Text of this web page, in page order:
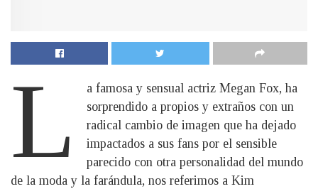
L
a famosa y sensual actriz Megan Fox, ha
sorprendido a propios y extraños con un
radical cambio de imagen que ha dejado
impactados a sus fans por el sensible
parecido con otra personalidad del mundo
de la moda y la farándula, nos referimos a Kim